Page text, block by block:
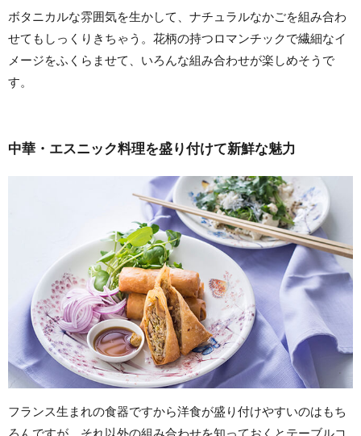
ボタニカルな雰囲気を生かして、ナチュラルなかごを組み合わ
せてもしっくりきちゃう。花柄の持つロマンチックで繊細なイ
メージをふくらませて、いろんな組み合わせが楽しめそうで
す。
中華・エスニック料理を盛り付けて新鮮な魅力
フランス生まれの食器ですから洋食が盛り付けやすいのはもち